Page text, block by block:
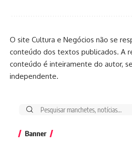
O site Cultura e Negócios não se
conteúdo dos textos publicados. A
conteúdo é inteiramente do autor,
independente.
Banner